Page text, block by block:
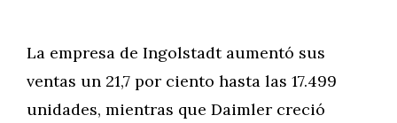
La empresa de Ingolstadt aumentó sus
ventas un 21,7 por ciento hasta las 17.499
unidades, mientras que Daimler creció